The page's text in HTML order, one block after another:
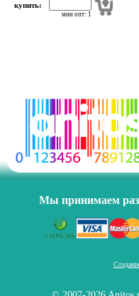
купить:
мин опт: 1
Мы принимаем